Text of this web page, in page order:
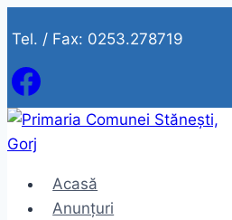
to
content
Tel. / Fax: 0253.278719
Acasă
Anunțuri